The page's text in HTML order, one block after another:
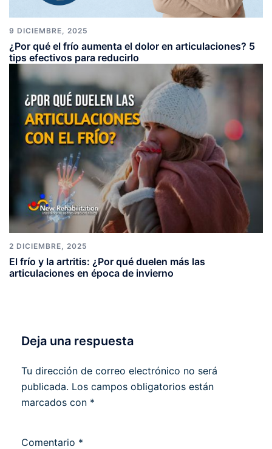
9 DICIEMBRE, 2025
¿Por qué el frío aumenta el dolor en articulaciones? 5
tips efectivos para reducirlo
2 DICIEMBRE, 2025
El frío y la artritis: ¿Por qué duelen más las
articulaciones en época de invierno
Deja una respuesta
Tu dirección de correo electrónico no será
publicada. Los campos obligatorios están
marcados con *
Comentario *